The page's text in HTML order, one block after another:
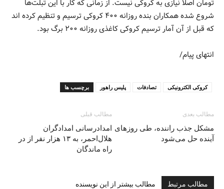
تومان اصلا نیازی به کروکی نیست. از زمانی که کار با این تبلت‌ها
شروع شده همکاران بنده روزانه ۴۰۰ کروکی ترسیم و تنظیم کرده اند
که قبل از آن آمار ترسیم کروکی کاغذی روزانه ۲۰۰ برگ بود.
انتهای پیام/
برچسب ها پلیس راهور تصادفات کروکی الکترونیکی
مطالب قبلی
امدادرسانی امدادگران
هلال‌احمر، به ۱۳ هزار نفر از در
راه ماندگان
مطالب بعدی
مشکل جذب راننده، طی روزهای
آینده حل می‌شود
مطالب مرتبط مطالب بیشتر از این نویسنده